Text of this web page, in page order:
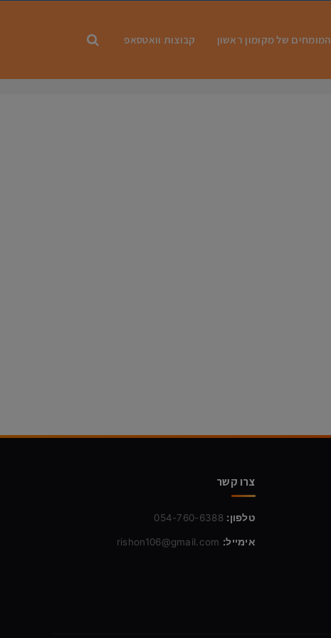
המומחים של מקומון ראשון קבוצות וואטסאפ
צרו קשר
טלפון: 054-760-6388
אימייל: rishon106@gmail.com